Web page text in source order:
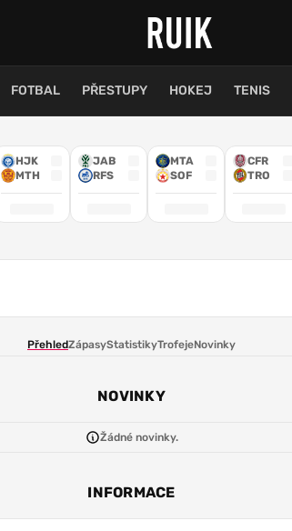
FOTBAL PŘESTUPY HOKEJ TENIS
HJK
MTH
JAB
RFS
MTA
SOF
CFR
TRO
PřehledZápasyStatistikyTrofejeNovinky
NOVINKY
Žádné novinky.
INFORMACE